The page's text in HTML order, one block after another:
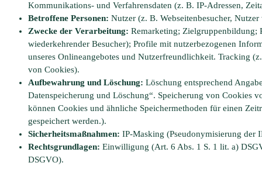
Kommunikations- und Verfahrensdaten (z. B. IP-Adressen,
Betroffene Personen: Nutzer (z. B. Webseitenbesucher,
Zwecke der Verarbeitung: Remarketing; Zielgruppenbildung;
wiederkehrender Besucher); Profile mit nutzerbezogenen
unseres Onlineangebotes und Nutzerfreundlichkeit. Tracking
von Cookies).
Aufbewahrung und Löschung: Löschung entsprechend
Datenspeicherung und Löschung“. Speicherung von Cookies
können Cookies und ähnliche Speichermethoden für einen
gespeichert werden.).
Sicherheitsmaßnahmen: IP-Masking (Pseudonymisierung der
Rechtsgrundlagen: Einwilligung (Art. 6 Abs. 1 S. 1 lit. a)
DSGVO).